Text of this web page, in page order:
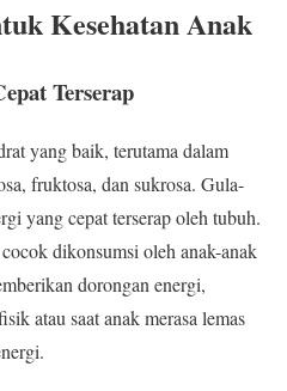
Kesehatan Anak
Terserap
yang baik, terutama dalam
fruktosa, dan sukrosa. Gula-
yang cepat terserap oleh tubuh.
dikonsumsi oleh anak-anak
dorongan energi,
atau saat anak merasa lemas